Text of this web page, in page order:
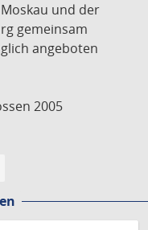
und der
gemeinsam
angeboten
2005